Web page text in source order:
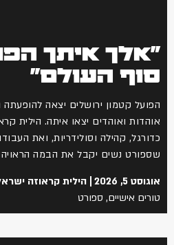
"אלך איתך
סוף העולם"
הפועל קטמון ירושלים יצאה
אוהדות ואוהדים יצאו איתה. הילית
כדורגל, קהילה וסולידריות, ואת
שספורט נשים יקבל את הבמה הראויה
אוגוסט 5, 2026
הילית קראוזה
טורים אישיים, ספורט